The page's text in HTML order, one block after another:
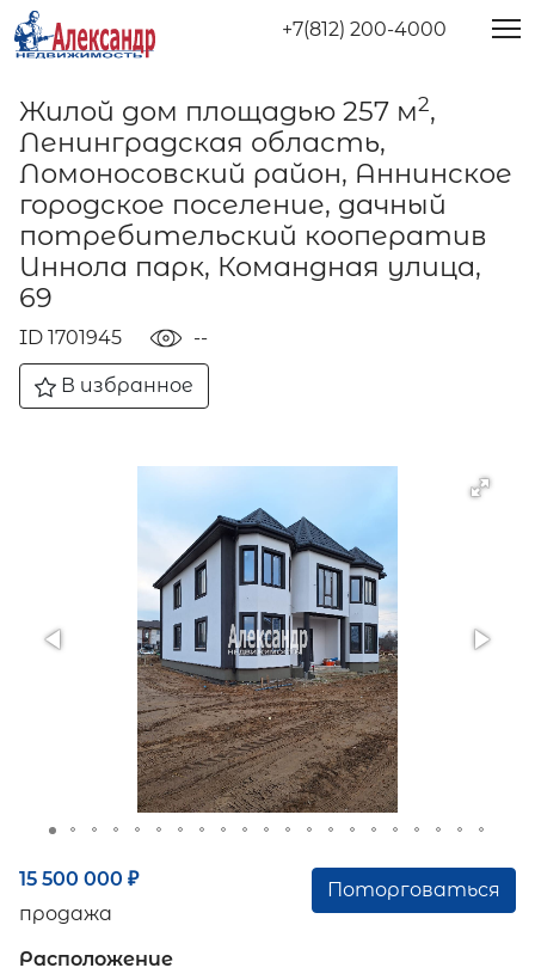
+7(812) 200-4000
Жилой дом площадью 257 м2,
Ленинградская область,
Ломоносовский район, Аннинское
городское поселение, дачный
потребительский кооператив
Иннола парк, Командная улица,
69
ID 1701945 --
В избранное
15 500 000 ₽
продажа
Поторговаться
Расположение